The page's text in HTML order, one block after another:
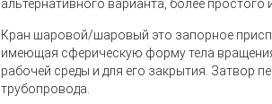
альтернативного варианта, более простого
Кран шаровой/шаровый это запорное
имеющая сферическую форму тела
рабочей среды и для его закрытия. Затвор
трубопровода.